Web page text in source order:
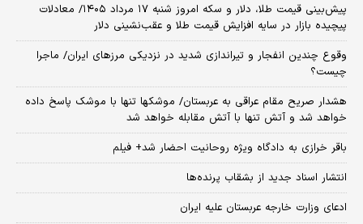
پیش‌بینی قیمت طلا، دلار و سکه امروز شنبه ۱۷ مرداد ۱۴۰۵/ معادلات
پیچیده بازار در سایه افزایش قیمت طلا و عقب‌نشینی دلار
وقوع چندین انفجار و تیراندازی شدید در نزدیکی مرز‌های ایران/ ماجرا
چیست؟
هشدار صریح مقام عراقی به عربستان/ موشکها تنها با موشک پاسخ داده
خواهد شد و آتش تنها با آتش مقابله خواهد شد
باقر خرازی به دادگاه ویژه روحانیت احضار شد+ فیلم
انتشار اسناد جدید از بشقاب پرنده‌ها
ادعای وزارت خارجه عربستان علیه ایران